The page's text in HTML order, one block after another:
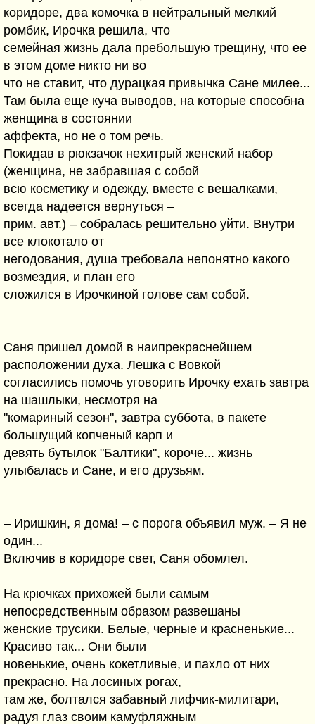
коридоре, два комочка в нейтральный мелкий
ромбик, Ирочка решила, что
семейная жизнь дала пребольшую трещину, что ее
в этом доме никто ни во
что не ставит, что дурацкая привычка Сане милее...
Там была еще куча выводов, на которые способна
женщина в состоянии
аффекта, но не о том речь.
Покидав в рюкзачок нехитрый женский набор
(женщина, не забравшая с собой
всю косметику и одежду, вместе с вешалками,
всегда надеется вернуться –
прим. авт.) – собралась решительно уйти. Внутри
все клокотало от
негодования, душа требовала непонятно какого
возмездия, и план его
сложился в Ирочкиной голове сам собой.
Саня пришел домой в наипрекраснейшем
расположении духа. Лешка с Вовкой
согласились помочь уговорить Ирочку ехать завтра
на шашлыки, несмотря на
"комариный сезон", завтра суббота, в пакете
большущий копченый карп и
девять бутылок "Балтики", короче... жизнь
улыбалась и Сане, и его друзьям.
– Иришкин, я дома! – с порога объявил муж. – Я не
один...
Включив в коридоре свет, Саня обомлел.
На крючках прихожей были самым
непосредственным образом развешаны
женские трусики. Белые, черные и красненькие...
Красиво так... Они были
новенькие, очень кокетливые, и пахло от них
прекрасно. На лосиных рогах,
там же, болтался забавный лифчик-милитари,
радуя глаз своим камуфляжным